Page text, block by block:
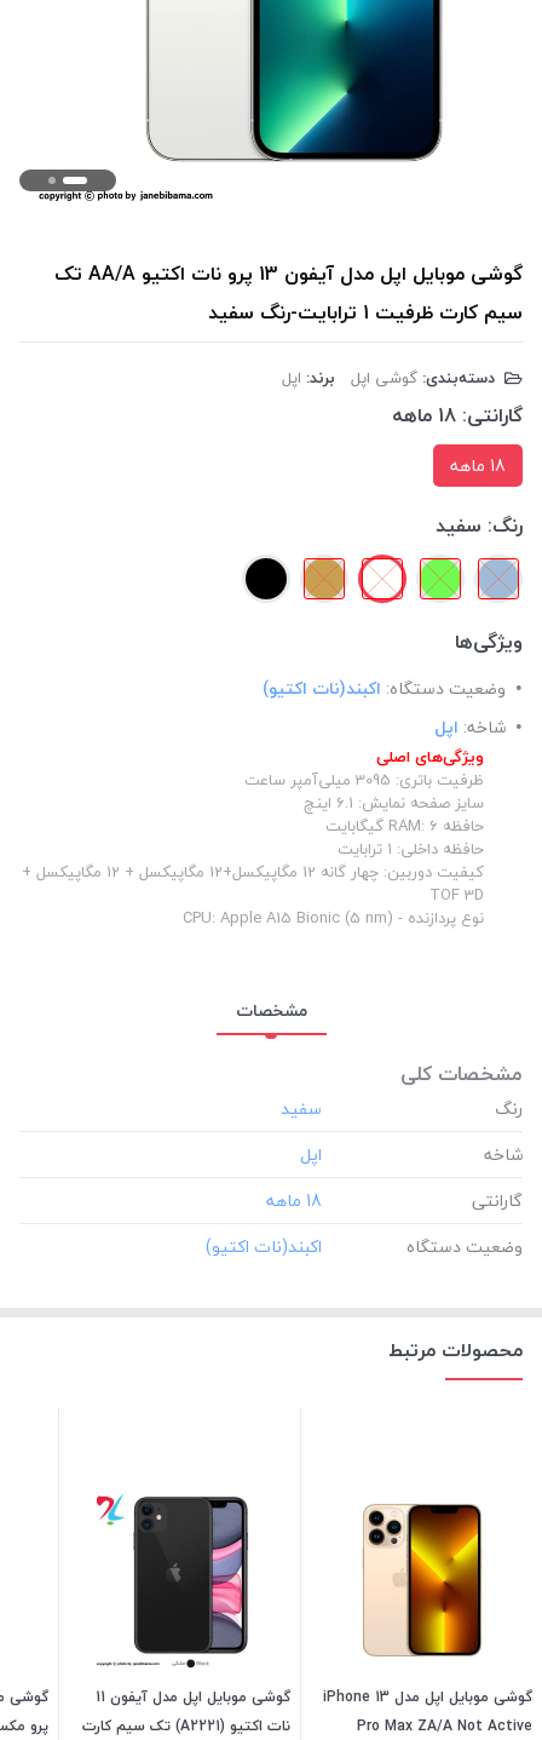
گوشی موبایل اپل مدل آیفون 13 پرو نات اکتیو AA/A تک
سیم کارت ظرفیت 1 ترابایت-رنگ سفید
دسته‌بندی: گوشی اپل برند: اپل
گارانتی: 18 ماهه
18 ماهه
رنگ: سفید
ویژگی‌ها
وضعیت دستگاه: اکبند(نات اکتیو)
شاخه: اپل
ویژگی‌های اصلی
ظرفیت باتری: 3095 میلی‌آمپر ساعت
سایز صفحه نمایش: 6.1 اینچ
حافظه RAM: 6 گیگابایت
حافظه داخلی: 1 ترابایت
کیفیت دوربین: چهار گانه 12 مگاپیکسل+12 مگاپیکسل + 12 مگاپیکسل +
TOF 3D
نوع پردازنده - CPU: Apple A15 Bionic (5 nm)
مشخصات
مشخصات کلی
رنگ
شاخه
گارانتی
‎18 ماهه
وضعیت دستگاه
محصولات مرتبط
گوشی موبایل اپل مدل iPhone 13
Pro Max ZA/A Not Active
گوشی موبایل اپل مدل آیفون 11
نات اکتیو (A2221) تک سیم کارت